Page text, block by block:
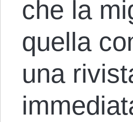
che la
quella
una